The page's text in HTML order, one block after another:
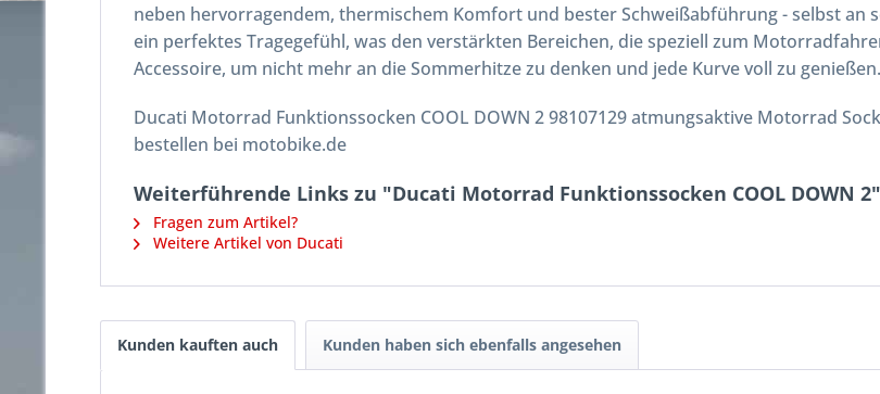
neben hervorragendem, thermischem Komfort und bester Schweißabführung - selbst an
ein perfektes Tragegefühl, was den verstärkten Bereichen, die speziell zum
Accessoire, um nicht mehr an die Sommerhitze zu denken und jede Kurve voll zu genießen.
Ducati Motorrad Funktionssocken COOL DOWN 2 98107129 atmungsaktive Motorrad
bestellen bei motobike.de
Weiterführende Links zu "Ducati Motorrad Funktionssocken COOL DOWN 2"
Fragen zum Artikel?
Weitere Artikel von Ducati
Kunden kauften auch Kunden haben sich ebenfalls angesehen